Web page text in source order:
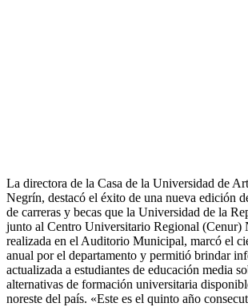
La directora de la Casa de la Universidad de
Negrín, destacó el éxito de una nueva edición
de carreras y becas que la Universidad de la
junto al Centro Universitario Regional (Cenur)
realizada en el Auditorio Municipal, marcó el
anual por el departamento y permitió brindar
actualizada a estudiantes de educación media
alternativas de formación universitaria
noreste del país. «Este es el quinto año